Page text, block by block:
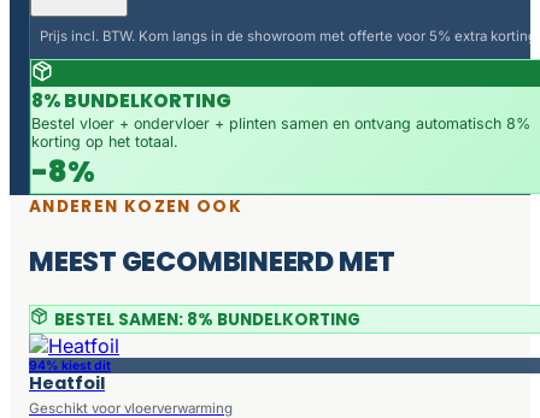
Prijs incl. BTW. Kom langs in de showroom met offerte voor 5% extra korting.
8% BUNDELKORTING
Bestel vloer + ondervloer + plinten samen en ontvang automatisch 8%
korting op het totaal.
-8%
ANDEREN KOZEN OOK
MEEST GECOMBINEERD MET
BESTEL SAMEN: 8% BUNDELKORTING
94% kiest dit
Heatfoil
Geschikt voor vloerverwarming